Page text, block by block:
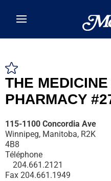
THE
PHARMACY
115-1100 Concordia Ave
Winnipeg, Manitoba, R2K
4B8
Téléphone
204.661.2121
Fax 204.661.1949